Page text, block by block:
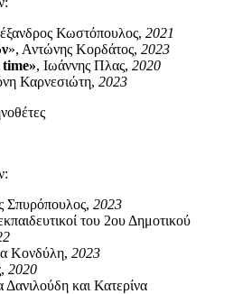
Κωστόπουλος, 2021
», Αντώνης Κορδάτος, 2023
, Ιωάννης Πλας, 2020
Καρνεσιώτη, 2023
Σπυρόπουλος, 2023
του 2ου Δημοτικού
Κονδύλη, 2023
2020
Δανιλούδη και Κατερίνα